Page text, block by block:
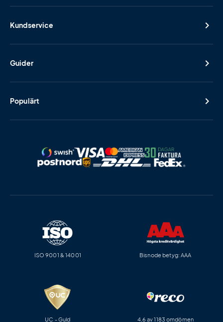
Kundservice
Guider
Populärt
ISO 9001 & 14001 Bisnode betyg: AAA
UC - Guld 4,6 av 1183 omdömen